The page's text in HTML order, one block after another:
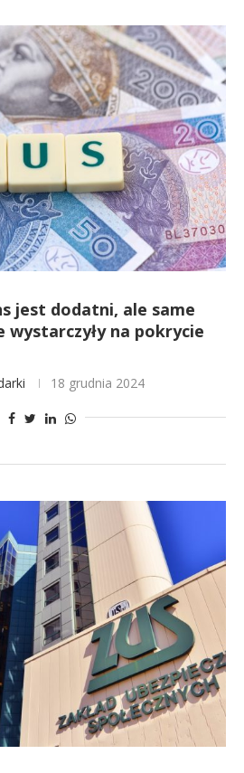
jest dodatni, ale same
wystarczyły na pokrycie
18 grudnia 2024